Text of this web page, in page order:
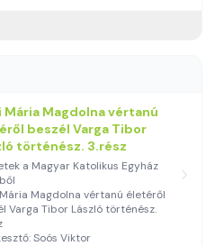
Mária Magdolna vértanú
beszél Varga Tibor
történész. 3.rész
a Magyar Katolikus Egyház
Magdolna vértanú életéről
Varga Tibor László történész.
Soós Viktor